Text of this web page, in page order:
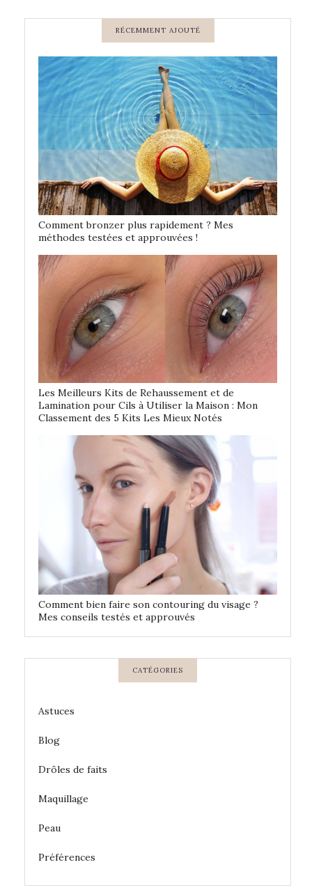
RÉCEMMENT AJOUTÉ
Comment bronzer plus rapidement ? Mes
méthodes testées et approuvées !
Les Meilleurs Kits de Rehaussement et de
Lamination pour Cils à Utiliser la Maison : Mon
Classement des 5 Kits Les Mieux Notés
Comment bien faire son contouring du visage ?
Mes conseils testés et approuvés
CATÉGORIES
Astuces
Blog
Drôles de faits
Maquillage
Peau
Préférences